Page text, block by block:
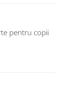
pentru copii